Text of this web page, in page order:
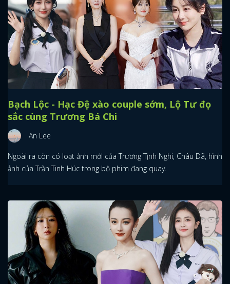
Bạch Lộc - Hạc Đệ xào couple sớm, Lộ Tư đọ
sắc cùng Trương Bá Chi
An Lee
Ngoài ra còn có loạt ảnh mới của Trương Tịnh Nghi, Châu Dã, hình
ảnh của Trần Tinh Húc trong bộ phim đang quay.